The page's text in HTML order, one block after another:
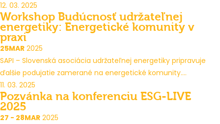
12. 03. 2025
Workshop Budúcnosť udržateľnej
energetiky: Energetické komunity v
praxi
25MAR 2025
SAPI – Slovenská asociácia udržateľnej energetiky pripravuje
ďalšie podujatie zamerané na energetické komunity....
11. 03. 2025
Pozvánka na konferenciu ESG-LIVE
2025
27 - 28MAR 2025